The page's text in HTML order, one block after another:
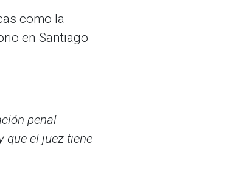
como la
en Santiago
penal
que el juez tiene